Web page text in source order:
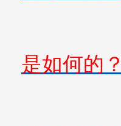
是如何的？